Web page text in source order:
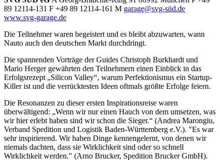
89 12114-131 F +49 89 12114-161 M garage@svg-süd.de
www.svg-garage.de
Die Teilnehmer waren begeistert und es bleibt abzuwarten, wann
Nauto auch den deutschen Markt durchdringt.
Die spannenden Vorträge der Guides Christoph Burkhardt und
Mario Herger gewährten den Teilnehmern einen Einblick in das
Erfolgsrezept „Silicon Valley“, warum Perfektionismus ein Startup-
Killer ist und die verrücktesten Ideen oftmals größte Erfolge feiern.
Die Resonanzen zu dieser ersten Inspirationsreise waren
überwältigend: „Wenn wir nur einen Hauch von dem umsetzen, was
wir hier erlebt haben sind wir schon die Sieger.“ (Andrea Marongiu,
Verband Spedition und Logistik Baden-Württemberg e.V.). "Es war
sehr inspirierend. Wir haben Dinge kennengelernt, von denen wir
niemals dachten, dass sie Wirklichkeit sind oder so schnell
Wirklichkeit werden." (Arno Brucker, Spedition Brucker GmbH).